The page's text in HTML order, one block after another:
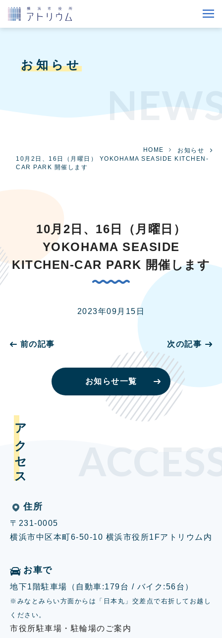
お知らせ
HOME
お知らせ
10月2日、16日（月曜日） YOKOHAMA SEASIDE KITCHEN-
CAR PARK 開催します
10月2日、16日（月曜日）
YOKOHAMA SEASIDE
KITCHEN-CAR PARK 開催します
2023年09月15日
前の記事 次の記事
お知らせ一覧
アクセス
住所
〒231-0005
横浜市中区本町6-50-10 横浜市役所1Fアトリウム内
お車で
地下1階駐車場（自動車:179台 / バイク:56台）
※みなとみらい方面からは「日本丸」交差点で右折してお越し
ください。
市役所駐車場・駐輪場のご案内